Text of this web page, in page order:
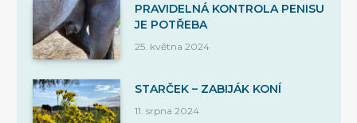
PRAVIDELNÁ KONTROLA PENISU
JE POTŘEBA
25. května 2024
STARČEK – ZABIJÁK KONÍ
11. srpna 2024